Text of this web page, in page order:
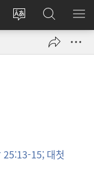
사이트
변경
로그인
(새로운
열기)
JW.ORG
검색
메
25:13-15; 대첫